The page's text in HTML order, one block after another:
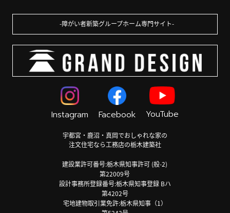
障がい者新築グループホーム専門サイト
Instagram Facebook YouTube
宇都宮・鹿沼・真岡でおしゃれな家の
注文住宅なら工務店の栃木建築社
建設業許可番号:栃木県知事許可 (般-2)
第22009号
設計事務所登録番号:栃木県知事登録 Bハ
第4202号
宅地建物取引業免許:栃木県知事（1）